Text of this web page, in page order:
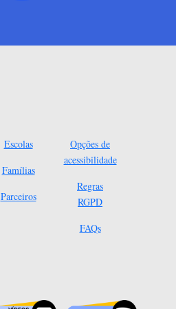
Escolas
Famílias
Parceiros
Opções de
acessibilidade
Regras
RGPD
FAQs